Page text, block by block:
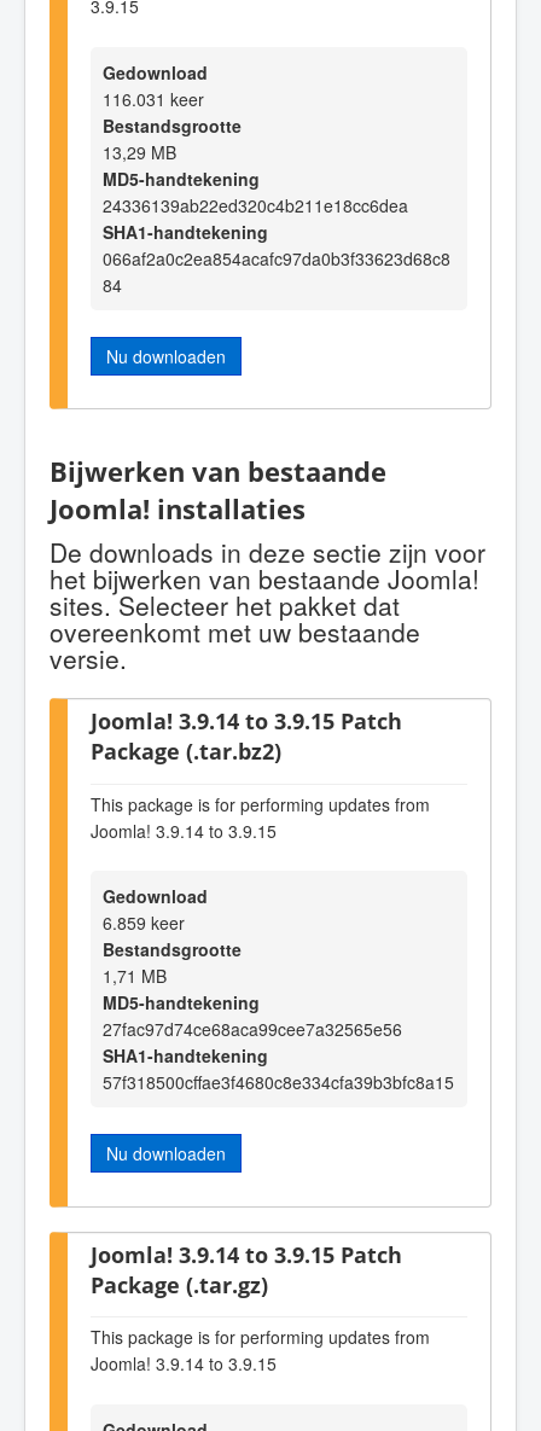
3.9.15
Gedownload
116.031 keer
Bestandsgrootte
13,29 MB
MD5-handtekening
24336139ab22ed320c4b211e18cc6dea
SHA1-handtekening
066af2a0c2ea854acafc97da0b3f33623d68c8
84
Nu downloaden
Bijwerken van bestaande
Joomla! installaties
De downloads in deze sectie zijn voor
het bijwerken van bestaande Joomla!
sites. Selecteer het pakket dat
overeenkomt met uw bestaande
versie.
Joomla! 3.9.14 to 3.9.15 Patch
Package (.tar.bz2)
This package is for performing updates from
Joomla! 3.9.14 to 3.9.15
Gedownload
6.859 keer
Bestandsgrootte
1,71 MB
MD5-handtekening
27fac97d74ce68aca99cee7a32565e56
SHA1-handtekening
57f318500cffae3f4680c8e334cfa39b3bfc8a15
Nu downloaden
Joomla! 3.9.14 to 3.9.15 Patch
Package (.tar.gz)
This package is for performing updates from
Joomla! 3.9.14 to 3.9.15